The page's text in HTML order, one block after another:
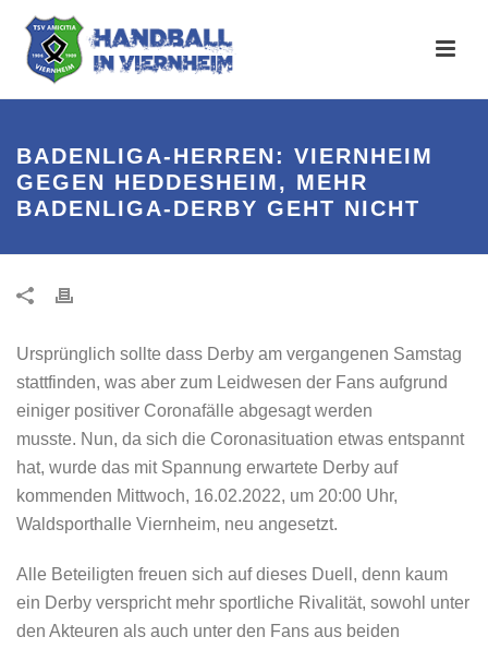
BADENLIGA-HERREN: VIERNHEIM
GEGEN HEDDESHEIM, MEHR
BADENLIGA-DERBY GEHT NICHT
Ursprünglich sollte dass Derby am vergangenen Samstag
stattfinden, was aber zum Leidwesen der Fans aufgrund
einiger positiver Coronafälle abgesagt werden
musste. Nun, da sich die Coronasituation etwas entspannt
hat, wurde das mit Spannung erwartete Derby auf
kommenden Mittwoch, 16.02.2022, um 20:00 Uhr,
Waldsporthalle Viernheim, neu angesetzt.
Alle Beteiligten freuen sich auf dieses Duell, denn kaum
ein Derby verspricht mehr sportliche Rivalität, sowohl unter
den Akteuren als auch unter den Fans aus beiden